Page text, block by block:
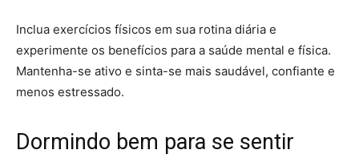
Inclua exercícios físicos em sua rotina diária e
experimente os benefícios para a saúde mental e física.
Mantenha-se ativo e sinta-se mais saudável, confiante e
menos estressado.
Dormindo bem para se sentir